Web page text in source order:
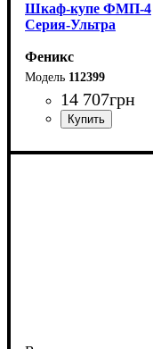
Шкаф-купе ФМП-4
Серия-Ультра
Феникс
112399
14 707грн